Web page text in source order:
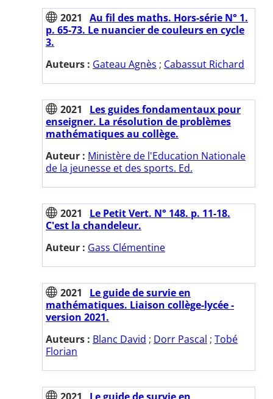
2021
Au fil des maths. Hors-série N° 1.
p. 65-73. Le nuancier de couleurs en cycle
3.
Auteurs : Gateau Agnès ; Cabassut Richard
2021
Les guides fondamentaux pour
enseigner. La résolution de problèmes
mathématiques au collège.
Auteur : Ministère de l'Education Nationale
de la jeunesse et des sports. Ed.
2021
Le Petit Vert. N° 148. p. 11-18.
C'est la chandeleur.
Auteur : Gass Clémentine
2021
Le guide de survie en
mathématiques. Liaison collège-lycée -
version 2021.
Auteurs : Blanc David ; Dorr Pascal ; Tobé
Florian